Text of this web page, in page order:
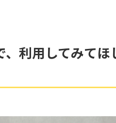
利用してみてほ